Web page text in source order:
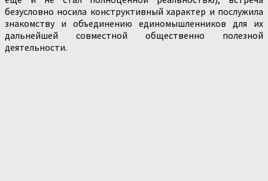
безусловно носила конструктивный характер и послужила
знакомству и объединению единомышленников для их
дальнейшей совместной общественно полезной
деятельности.